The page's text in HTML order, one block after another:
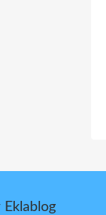
Eklablog